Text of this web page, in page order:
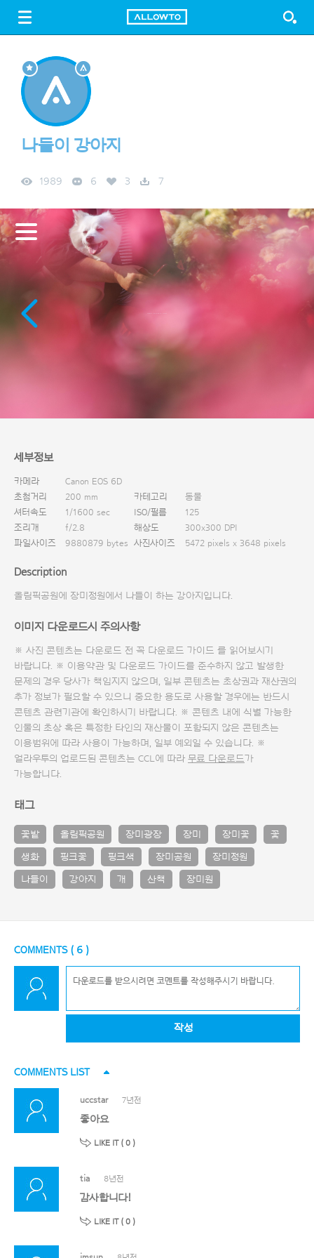
FREE DOWNLOAD
나들이 강아지
1989 6 3 7
세부정보
카메라
Canon EOS 6D
초첨거리
200 mm 카테고리
동물
셔터속도
1/1600 sec ISO/필름
125
조리개
f/2.8 해상도
300x300 DPI
파일사이즈
9880879 bytes 사진사이즈 5472 pixels x 3648 pixels
Description
올림픽공원에 장미정원에서 나들이 하는 강아지입니다.
이미지 다운로드시 주의사항
※ 사진 콘텐츠는 다운로드 전 꼭 다운로드 가이드 를 읽어보시기
바랍니다. ※ 이용약관 및 다운로드 가이드를 준수하지 않고 발생한
문제의 경우 당사가 책임지지 않으며, 일부 콘텐츠는 초상권과 재산권의
추가 정보가 필요할 수 있으니 중요한 용도로 사용할 경우에는 반드시
콘텐츠 관련기관에 확인하시기 바랍니다. ※ 콘텐츠 내에 식별 가능한
인물의 초상 혹은 특정한 타인의 재산물이 포함되지 않은 콘텐츠는
이용범위에 따라 사용이 가능하며, 일부 예외일 수 있습니다. ※
얼라우투의 업로드된 콘텐츠는 CCL에 따라 무료 다운로드가
가능합니다.
태그
꽃밭 올림픽공원 장미광장 장미 장미꽃 꽃
생화 핑크꽃 핑크색 장미공원 장미정원
나들이 강아지 개 산책 장미원
COMMENTS ( 6 )
작성
COMMENTS LIST
uccstar 7년전
좋아요
LIKE IT ( 0 )
tia 8년전
감사합니다!
LIKE IT ( 0 )